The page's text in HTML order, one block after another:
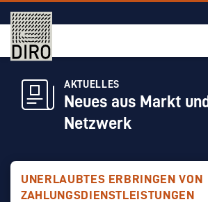
AKTUELLES
Neues aus Markt und
Netzwerk
UNERLAUBTES ERBRINGEN VON
ZAHLUNGSDIENSTLEISTUNGEN